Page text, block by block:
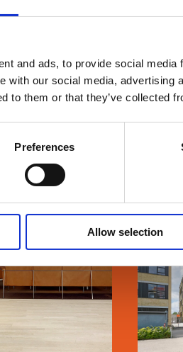
and ads, to provide social
with our social media, advertising
to them or that they’ve collected
Preferences
Allow selection
MERE
MERE